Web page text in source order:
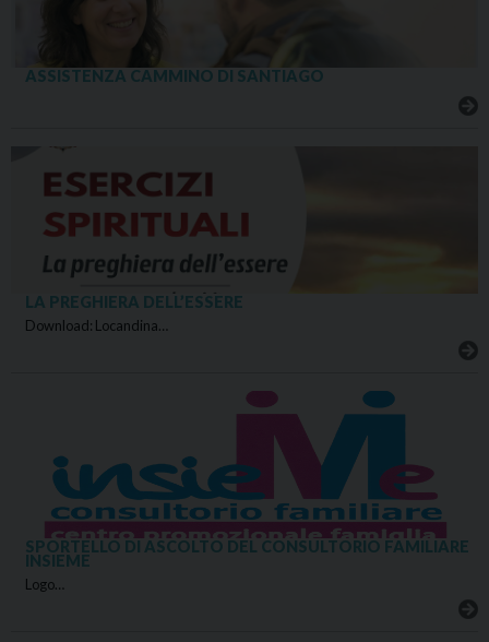
ASSISTENZA CAMMINO DI SANTIAGO
LA PREGHIERA DELL’ESSERE
Download: Locandina…
SPORTELLO DI ASCOLTO DEL CONSULTORIO FAMILIARE
INSIEME
Logo…